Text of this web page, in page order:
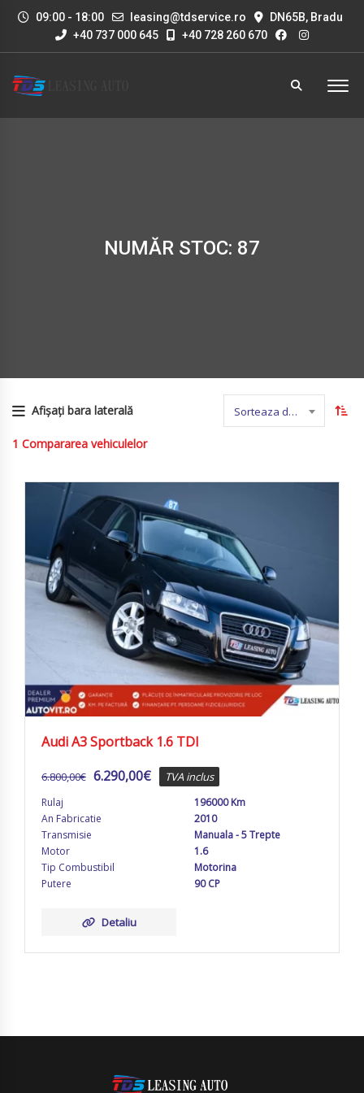
09:00 - 18:00 leasing@tdservice.ro
DN65B, Bradu
+40 737 000 645
+40 728 260 670
NUMĂR STOC: 87
Afișați bara laterală Sorteaza dupa nume
1 Compararea vehiculelor
Audi A3 Sportback 1.6 TDI
6.800,00€ 6.290,00€ TVA inclus
Rulaj
196000 Km
An Fabricatie
2010
Transmisie
Manuala - 5 Trepte
Motor
1.6
Tip Combustibil
Motorina
Putere
90 CP
Detaliu